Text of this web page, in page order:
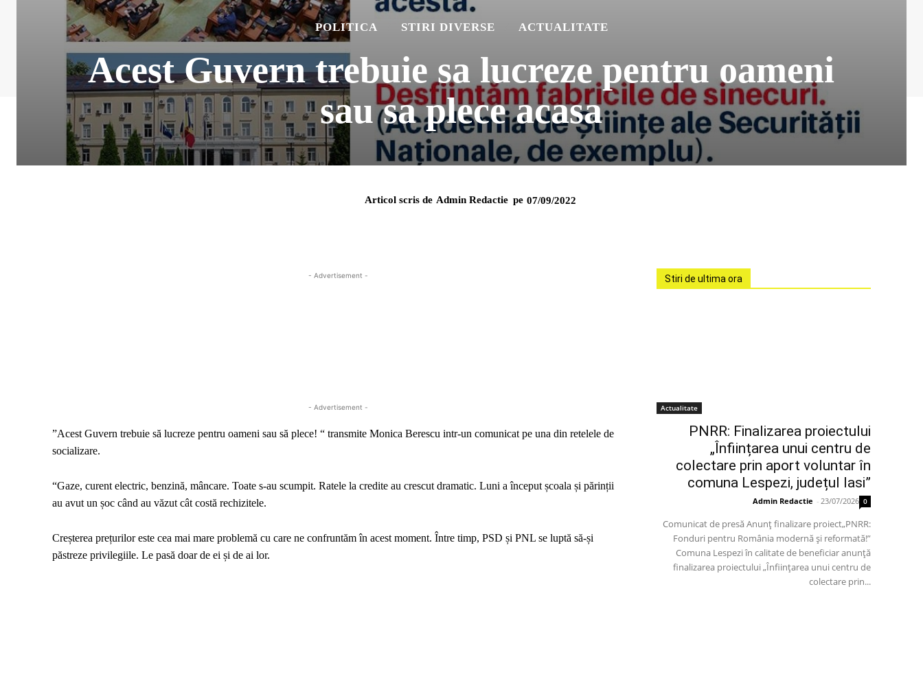
POLITICA STIRI DIVERSE ACTUALITATE
Acest Guvern trebuie sa lucreze pentru oameni
sau sa plece acasa
Articol scris de Admin Redactie pe 07/09/2022
- Advertisement -
- Advertisement -
”Acest Guvern trebuie să lucreze pentru oameni sau să plece! “ transmite Monica Berescu intr-un comunicat pe una din retelele de
socializare.
“Gaze, curent electric, benzină, mâncare. Toate s-au scumpit. Ratele la credite au crescut dramatic. Luni a început școala și părinții
au avut un șoc când au văzut cât costă rechizitele.
Creșterea prețurilor este cea mai mare problemă cu care ne confruntăm în acest moment. Între timp, PSD și PNL se luptă să-și
păstreze privilegiile. Le pasă doar de ei și de ai lor.
Stiri de ultima ora
Actualitate
PNRR: Finalizarea proiectului
„Înființarea unui centru de
colectare prin aport voluntar în
comuna Lespezi, județul Iasi”
Admin Redactie - 23/07/2026 0
Comunicat de presă Anunț finalizare proiect„PNRR:
Fonduri pentru România modernă și reformată!”
Comuna Lespezi în calitate de beneficiar anunță
finalizarea proiectului „Înființarea unui centru de
colectare prin...